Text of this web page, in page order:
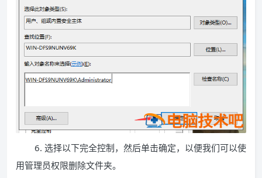
6. 选择以下完全控制，然后单击确定，以便我们可以使
用管理员权限删除文件夹。